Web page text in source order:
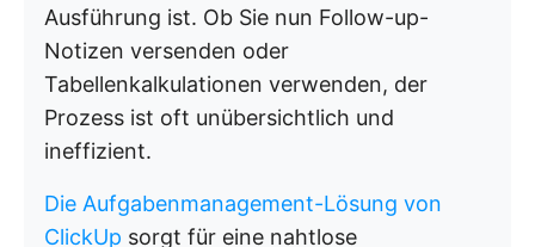
Ausführung ist. Ob Sie nun Follow-up-
Notizen versenden oder
Tabellenkalkulationen verwenden, der
Prozess ist oft unübersichtlich und
ineffizient.
Die Aufgabenmanagement-Lösung von
ClickUp sorgt für eine nahtlose